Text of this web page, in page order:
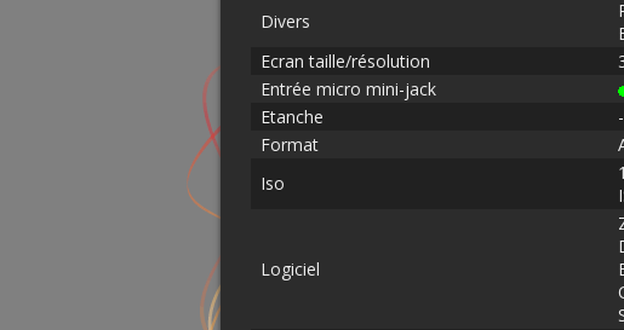
Divers
Ecran taille/résolution
Entrée micro mini-jack
Etanche
-
Format
Iso
Logiciel